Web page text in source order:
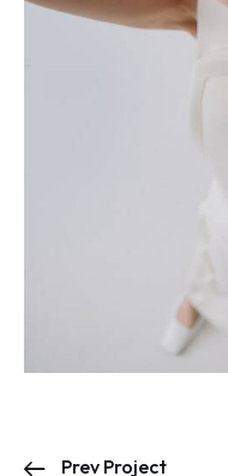
Prev Project